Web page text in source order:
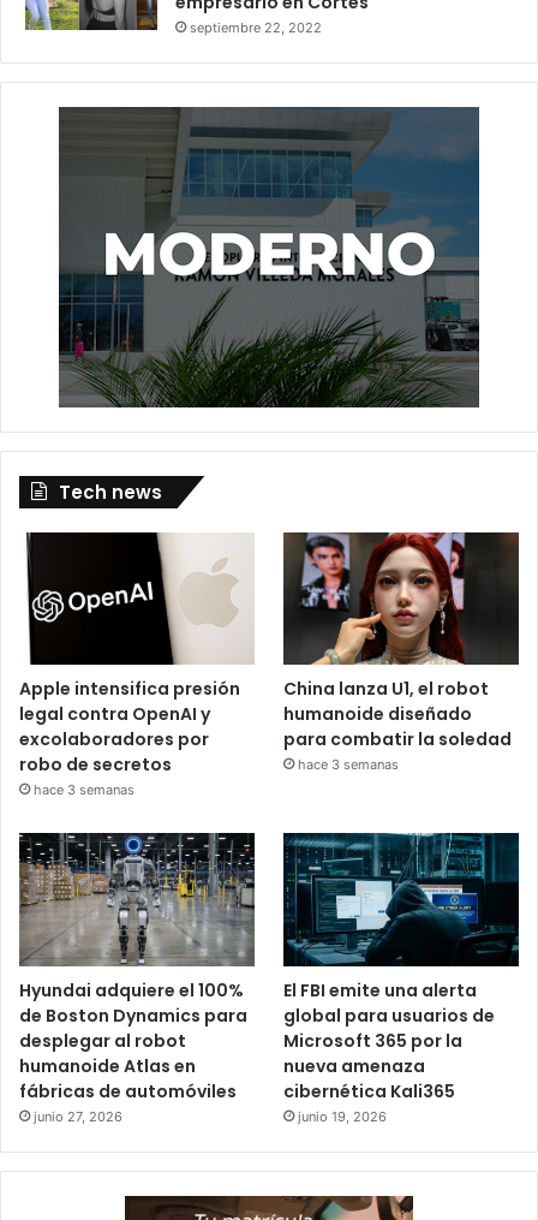
septiembre 22, 2022
Tech news
Apple intensifica presión
legal contra OpenAI y
excolaboradores por
robo de secretos
hace 3 semanas
China lanza U1, el robot
humanoide diseñado
para combatir la soledad
hace 3 semanas
Hyundai adquiere el 100%
de Boston Dynamics para
desplegar al robot
humanoide Atlas en
fábricas de automóviles
junio 27, 2026
El FBI emite una alerta
global para usuarios de
Microsoft 365 por la
nueva amenaza
cibernética Kali365
junio 19, 2026